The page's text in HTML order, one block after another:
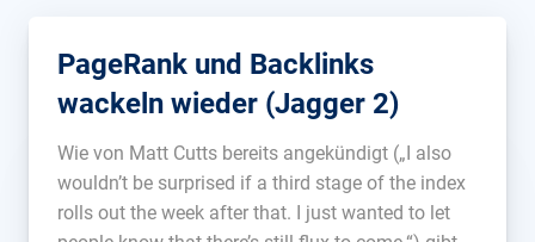
PageRank und Backlinks
wackeln wieder (Jagger 2)
Wie von Matt Cutts bereits angekündigt („I also
wouldn’t be surprised if a third stage of the index
rolls out the week after that. I just wanted to let